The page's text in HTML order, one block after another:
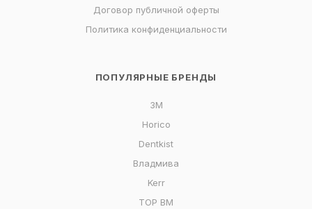
Договор публичной оферты
Политика конфиденциальности
ПОПУЛЯРНЫЕ БРЕНДЫ
3M
Horico
Dentkist
Владмива
Kerr
ТОР ВМ